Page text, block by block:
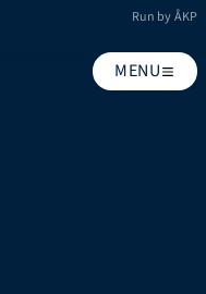
Run by ÅKP
MENU